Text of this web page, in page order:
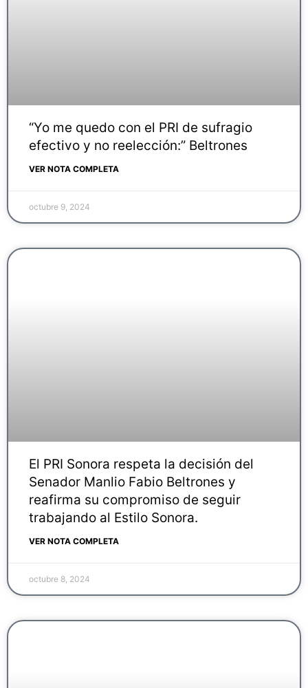
“Yo me quedo con el PRI de sufragio
efectivo y no reelección:” Beltrones
VER NOTA COMPLETA
octubre 9, 2024
El PRI Sonora respeta la decisión del
Senador Manlio Fabio Beltrones y
reafirma su compromiso de seguir
trabajando al Estilo Sonora.
VER NOTA COMPLETA
octubre 8, 2024